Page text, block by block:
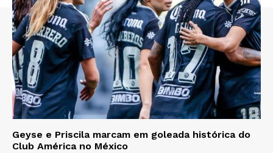
Geyse e Priscila marcam em goleada histórica do
Club América no México